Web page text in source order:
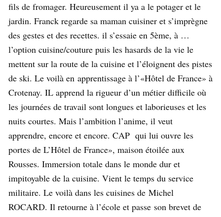
fils de fromager. Heureusement il ya a le potager et le
jardin. Franck regarde sa maman cuisiner et s’imprègne
des gestes et des recettes. il s’essaie en 5ème, à …
l’option cuisine/couture puis les hasards de la vie le
mettent sur la route de la cuisine et l’éloignent des pistes
de ski. Le voilà en apprentissage à l’«Hôtel de France» à
Crotenay. IL apprend la rigueur d’un métier difficile où
les journées de travail sont longues et laborieuses et les
nuits courtes. Mais l’ambition l’anime, il veut
apprendre, encore et encore. CAP qui lui ouvre les
portes de L’Hôtel de France», maison étoilée aux
Rousses. Immersion totale dans le monde dur et
impitoyable de la cuisine. Vient le temps du service
militaire. Le voilà dans les cuisines de Michel
ROCARD. Il retourne à l’école et passe son brevet de